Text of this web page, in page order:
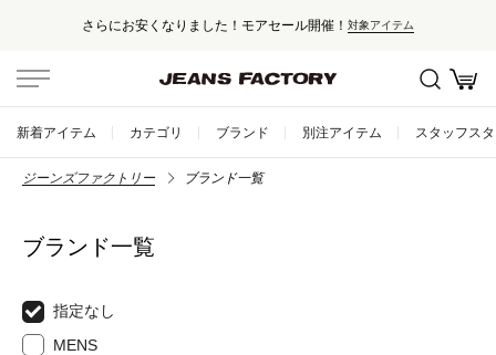
さらにお安くなりました！モアセール開催！ 対象アイテム
新着アイテム カテゴリ ブランド 別注アイテム スタッフス
ジーンズファクトリー ブランド一覧
ブランド一覧
指定なし
MENS